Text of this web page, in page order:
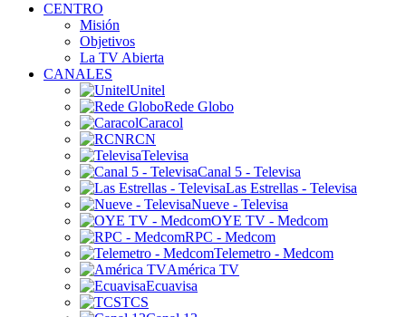
CENTRO
Misión
Objetivos
La TV Abierta
CANALES
Unitel
Rede Globo
Caracol
RCN
Televisa
Canal 5 - Televisa
Las Estrellas - Televisa
Nueve - Televisa
OYE TV - Medcom
RPC - Medcom
Telemetro - Medcom
América TV
Ecuavisa
TCS